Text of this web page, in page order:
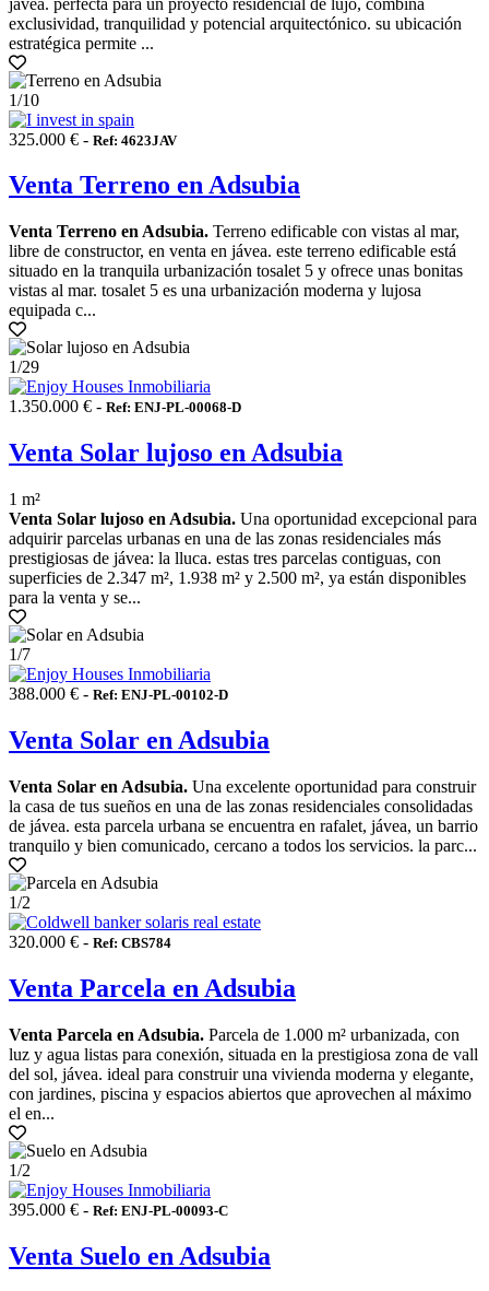
exclusividad, tranquilidad y potencial arquitectónico. su ubicación
estratégica permite ...
1/10
325.000 € - Ref: 4623JAV
Venta Terreno en Adsubia
Venta Terreno en Adsubia. Terreno edificable con vistas al mar,
libre de constructor, en venta en jávea. este terreno edificable está
situado en la tranquila urbanización tosalet 5 y ofrece unas bonitas
vistas al mar. tosalet 5 es una urbanización moderna y lujosa
equipada c...
1/29
1.350.000 € - Ref: ENJ-PL-00068-D
Venta Solar lujoso en Adsubia
1 m²
Venta Solar lujoso en Adsubia. Una oportunidad excepcional para
adquirir parcelas urbanas en una de las zonas residenciales más
prestigiosas de jávea: la lluca. estas tres parcelas contiguas, con
superficies de 2.347 m², 1.938 m² y 2.500 m², ya están disponibles
para la venta y se...
1/7
388.000 € - Ref: ENJ-PL-00102-D
Venta Solar en Adsubia
Venta Solar en Adsubia. Una excelente oportunidad para construir
la casa de tus sueños en una de las zonas residenciales consolidadas
de jávea. esta parcela urbana se encuentra en rafalet, jávea, un barrio
tranquilo y bien comunicado, cercano a todos los servicios. la parc...
1/2
320.000 € - Ref: CBS784
Venta Parcela en Adsubia
Venta Parcela en Adsubia. Parcela de 1.000 m² urbanizada, con
luz y agua listas para conexión, situada en la prestigiosa zona de vall
del sol, jávea. ideal para construir una vivienda moderna y elegante,
con jardines, piscina y espacios abiertos que aprovechen al máximo
el en...
1/2
395.000 € - Ref: ENJ-PL-00093-C
Venta Suelo en Adsubia